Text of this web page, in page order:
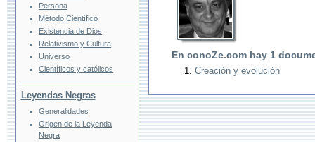
En conoZe.com hay 1
Creación y evolución
Persona
Método Científico
Existencia de Dios
Relativismo y Cultura
Universo
Científicos y católicos
Leyendas Negras
Generalidades
Origen de la Leyenda
Negra